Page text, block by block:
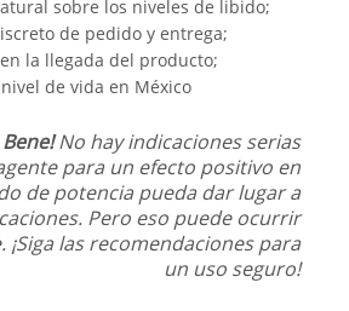
sobre los niveles de libido;
de pedido y entrega;
la llegada del producto;
de vida en México
No hay indicaciones serias
para un efecto positivo en
de potencia pueda dar lugar a
Pero eso puede ocurrir
las recomendaciones para
un uso seguro!